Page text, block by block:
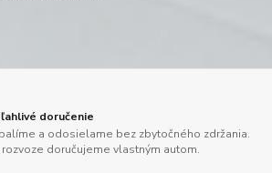
doručenie
a odosielame bez zbytočného zdržania.
doručujeme vlastným autom.